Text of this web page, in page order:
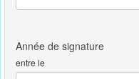
entre le